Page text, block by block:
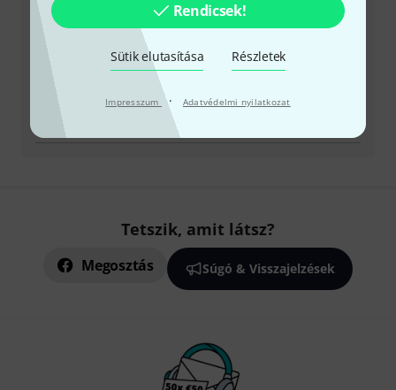
Rendicsek!
Sütik elutasítása Részletek
Impresszum · Adatvédelmi nyilatkozat
Még több elérhetőség
Termék visszaküldése
Minden kapcsolattartó
Tetszik, amit látsz?
Megosztás Súgó & Visszajelzések